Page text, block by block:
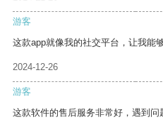
游客
这款app就像我的社交平台，让我能
2024-12-26
游客
这款软件的售后服务非常好，遇到问